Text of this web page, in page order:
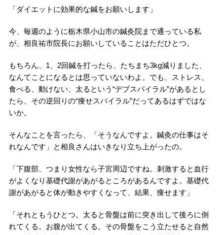
「ダイエットに効果的な鍼をお願いします」
今、毎週のように栃木県小山市の鍼灸院まで通っている私
が、相良祐市院長にお願いしていることはただひとつ。
もちろん、1、2回鍼を打ったら、たちまち3kg減りました、
なんてことになるとは思っていないわよ。でも、ストレス、
食べる、動けない、太るという“デブスパイラル”があるとし
たら、その逆回りの“痩せスパイラル”だってあるはずではな
いか。
そんなことを言ったら、「そうなんですよ。鍼灸の仕事はそ
れなんです」と相良さんはいきなり立ち上がったの。
「下腹部、つまり女性なら子宮周辺ですね。刺激すると血行
がよくなり基礎代謝があがるところがあるんですよ。基礎代
謝があがると体が動きやすくなって、結果、痩せます」
「それともうひとつ。太ると骨盤は前に突き出して後ろに倒
れてくる。お腹が出てくる。その骨盤をこう立たせると自然